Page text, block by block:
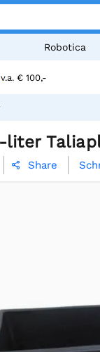
Robotica
€ 100,-
liter
 Share